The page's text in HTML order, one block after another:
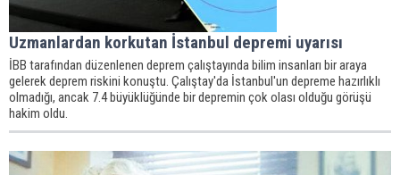
Uzmanlardan korkutan İstanbul depremi uyarısı
İBB tarafından düzenlenen deprem çalıştayında bilim insanları bir araya
gelerek deprem riskini konuştu. Çalıştay'da İstanbul'un depreme hazırlıklı
olmadığı, ancak 7.4 büyüklüğünde bir depremin çok olası olduğu görüşü
hakim oldu.